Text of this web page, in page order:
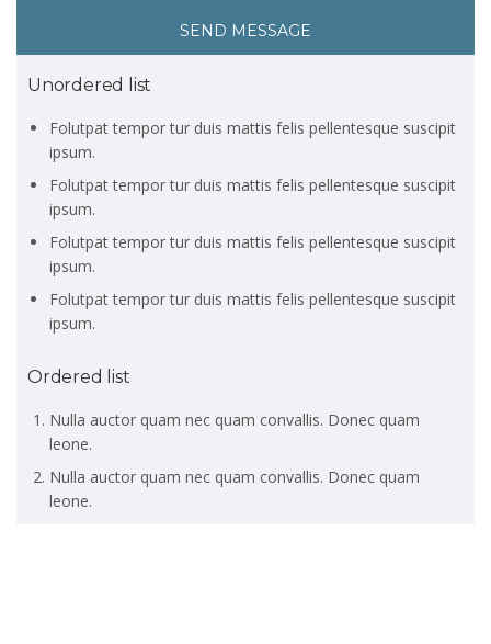
SEND MESSAGE
Unordered list
Folutpat tempor tur duis mattis felis pellentesque suscipit
ipsum.
Folutpat tempor tur duis mattis felis pellentesque suscipit
ipsum.
Folutpat tempor tur duis mattis felis pellentesque suscipit
ipsum.
Folutpat tempor tur duis mattis felis pellentesque suscipit
ipsum.
Ordered list
Nulla auctor quam nec quam convallis. Donec quam
leone.
Nulla auctor quam nec quam convallis. Donec quam
leone.